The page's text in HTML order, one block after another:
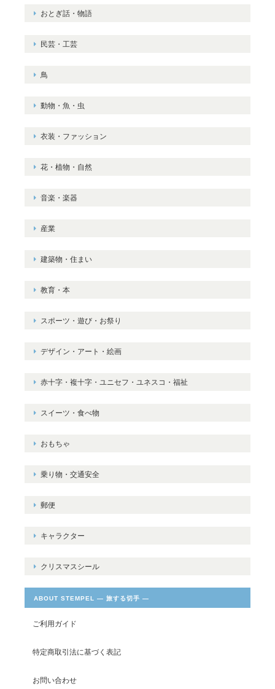
おとぎ話・物語
民芸・工芸
鳥
動物・魚・虫
衣装・ファッション
花・植物・自然
音楽・楽器
産業
建築物・住まい
教育・本
スポーツ・遊び・お祭り
デザイン・アート・絵画
赤十字・複十字・ユニセフ・ユネスコ・福祉
スイーツ・食べ物
おもちゃ
乗り物・交通安全
郵便
キャラクター
クリスマスシール
ABOUT STEMPEL ― 旅する切手 ―
ご利用ガイド
特定商取引法に基づく表記
お問い合わせ